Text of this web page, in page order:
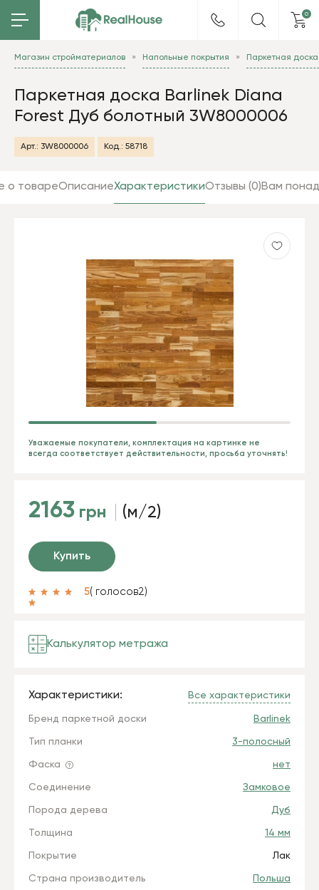
0
Магазин стройматериалов Напольные покрытия Паркетная
Паркетная доска Barlinek Diana
Forest Дуб болотный 3W8000006
Арт.: 3W8000006 Код.: 58718
о товареОписаниеХарактеристикиОтзывы (0)Вам
Уважаемые покупатели, комплектация на картинке не
всегда соответствует действительности, просьба уточнять!
2163 грн (м/2)
Купить
5( голосов2)
Калькулятор метража
Характеристики: Все характеристики
Бренд паркетной доски Barlinek
Тип планки 3-полосный
Фаска нет
Соединение Замковое
Порода дерева Дуб
Толщина 14 мм
Покрытие Лак
Страна производитель Польша